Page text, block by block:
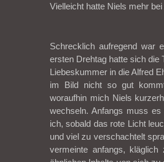
Vielleicht hatte Niels mehr
Schrecklich aufregend war
ersten Drehtag hatte sich
Liebeskummer in die Alfred
im Bild nicht so gut
woraufhin mich Niels
wechseln. Anfangs muss
ich, sobald das rote Licht
und viel zu verschachtelt
vermeinte anfangs,